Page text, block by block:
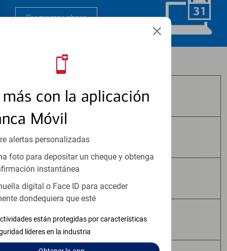
con la aplicación
Móvil
alertas personalizadas
foto para depositar un cheque y obtenga
instantánea
digital o Face ID para acceder
dondequiera que esté
están protegidas por características
líderes en la industria
Programar ahora
Los productos de inversión y seguros:
No Están Asegurados por FDIC
No Tienen Garantía Bancaria
No Constituyen Depósitos